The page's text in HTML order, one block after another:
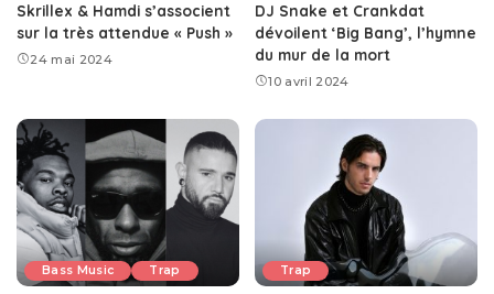
Skrillex & Hamdi s’associent
sur la très attendue « Push »
24 mai 2024
DJ Snake et Crankdat
dévoilent ‘Big Bang’, l’hymne
du mur de la mort
10 avril 2024
Bass Music Trap Trap